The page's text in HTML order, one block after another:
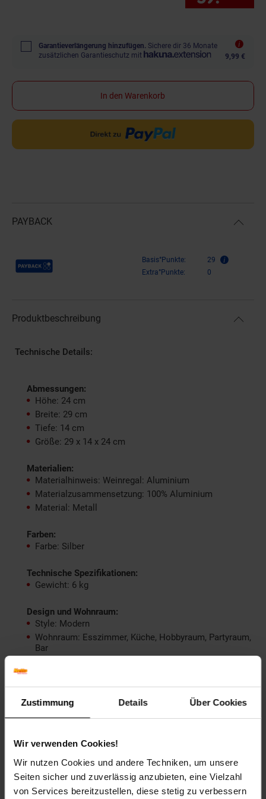
Zustimmung Details Über Cookies
Wir verwenden Cookies!
Wir nutzen Cookies und andere Techniken, um unsere
Seiten sicher und zuverlässig anzubieten, eine Vielzahl
von Services bereitzustellen, diese stetig zu verbessern
Garantieverlängerung hinzufügen. Sichere dir 36 Monate
zusätzlichen Garantieschutz mit
9,99 €
In den Warenkorb
PAYBACK
Payback Punkte Basis°Punkte:
29
Extra°Punkte:
0
Produktbeschreibung
Technische Details:
Abmessungen:
Höhe: 24 cm
Breite: 29 cm
Tiefe: 14 cm
Größe: 29 x 14 x 24 cm
Materialien:
Materialhinweis: Weinregal: Aluminium
Materialzusammensetzung: 100% Aluminium
Material: Metall
Farben:
Farbe: Silber
Technische Spezifikationen:
Gewicht: 6 kg
Design und Wohnraum:
Style: Modern
Wohnraum: Esszimmer, Küche, Hobbyraum, Partyraum,
Bar
Lieferdetails und Montage:
Lieferzustand: Montiert
Artikelnummer: BARWL1.252
EAN: 4251745764436